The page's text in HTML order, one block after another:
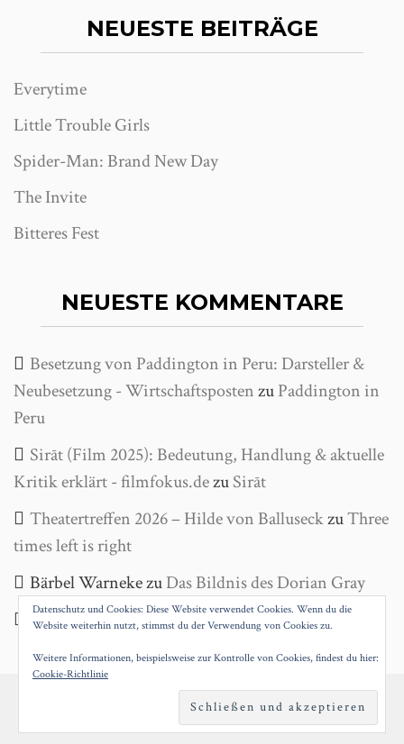
NEUESTE BEITRÄGE
Everytime
Little Trouble Girls
Spider-Man: Brand New Day
The Invite
Bitteres Fest
NEUESTE KOMMENTARE
Besetzung von Paddington in Peru: Darsteller &
Neubesetzung - WirtschaftspostenzuPaddington in
Peru
Sirāt (Film 2025): Bedeutung, Handlung & aktuelle
Kritik erklärt - filmfokus.dezuSirāt
Theatertreffen 2026 – Hilde von BalluseckzuThree
times left is right
Bärbel WarnekezuDas Bildnis des Dorian Gray
Helga WankezuAntigone
PROUDLY POWERED BY WORDPRESS |THEME:
Datenschutz und Cookies: Diese Website verwendet Cookies. Wenn du die
Website weiterhin nutzt, stimmst du der Verwendung von Cookies zu.
Weitere Informationen, beispielsweise zur Kontrolle von Cookies, findest du hier:
Cookie-Richtlinie